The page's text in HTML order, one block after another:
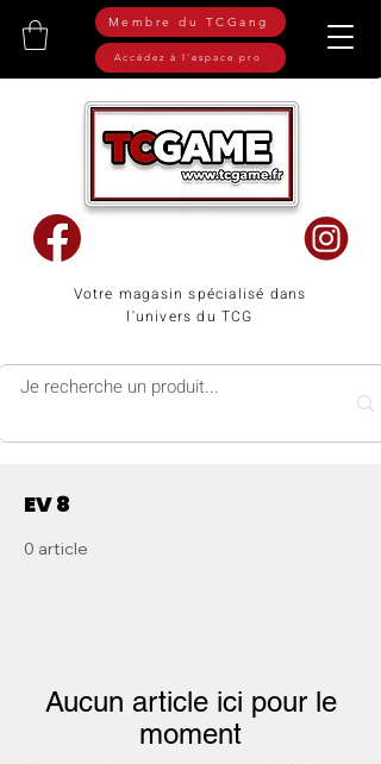
Votre magasin spécialisé dans
l'univers du TCG
Membre du TCGang
Accédez à l'espace pro
EV 8
0 article
Aucun article ici pour le
moment